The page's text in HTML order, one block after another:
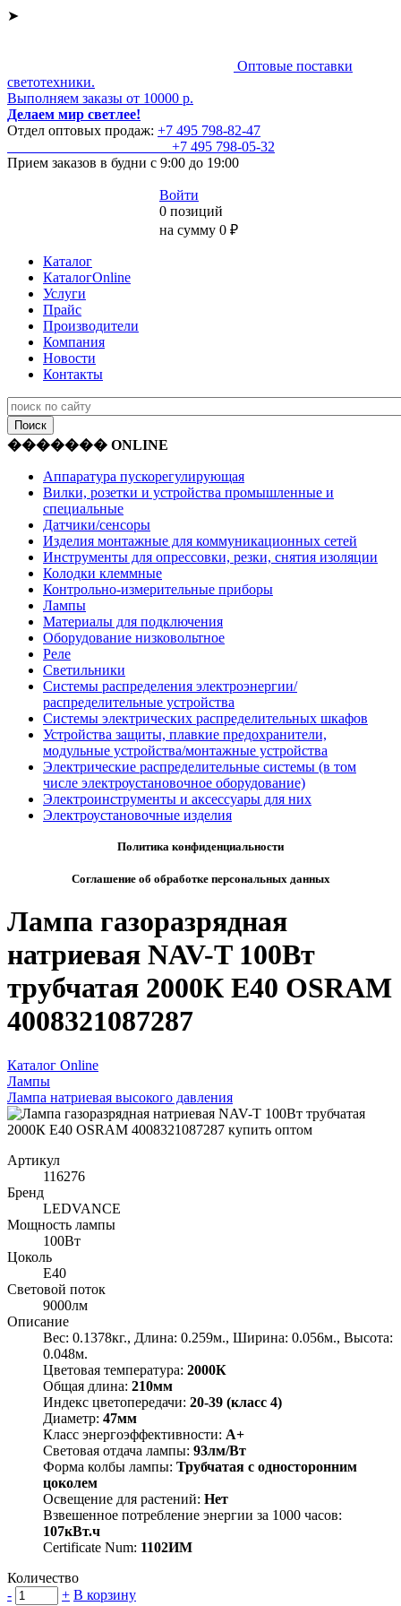
➤
Оптовые поставки
светотехники.
Выполняем заказы от 10000 р.
Делаем мир светлее!
Отдел оптовых продаж: +7 495 798-82-47
+7 495 798-05-32
Прием заказов в будни с 9:00 до 19:00
Войти
0 позиций
на сумму 0 ₽
Каталог
КаталогOnline
Услуги
Прайс
Производители
Компания
Новости
Контакты
������� ONLINE
Аппаратура пускорегулирующая
Вилки, розетки и устройства промышленные и
специальные
Датчики/сенсоры
Изделия монтажные для коммуникационных сетей
Инструменты для опрессовки, резки, снятия изоляции
Колодки клеммные
Контрольно-измерительные приборы
Лампы
Материалы для подключения
Оборудование низковольтное
Реле
Светильники
Системы распределения электроэнергии/
распределительные устройства
Системы электрических распределительных шкафов
Устройства защиты, плавкие предохранители,
модульные устройства/монтажные устройства
Электрические распределительные системы (в том
числе электроустановочное оборудование)
Электроинструменты и аксессуары для них
Электроустановочные изделия
Политика конфиденциальности
Соглашение об обработке персональных данных
Лампа газоразрядная
натриевая NAV-T 100Вт
трубчатая 2000К E40 OSRAM
4008321087287
Каталог Online
Лампы
Лампа натриевая высокого давления
Артикул
116276
Бренд
LEDVANCE
Мощность лампы
100Вт
Цоколь
E40
Световой поток
9000лм
Описание
Вес: 0.1378кг., Длина: 0.259м., Ширина: 0.056м., Высота:
0.048м.
Цветовая температура: 2000К
Общая длина: 210мм
Индекс цветопередачи: 20-39 (класс 4)
Диаметр: 47мм
Класс энергоэффективности: A+
Световая отдача лампы: 93лм/Вт
Форма колбы лампы: Трубчатая с односторонним
цоколем
Освещение для растений: Нет
Взвешенное потребление энергии за 1000 часов:
107кВт.ч
Certificate Num: 1102ИМ
Количество
-
+ В корзину